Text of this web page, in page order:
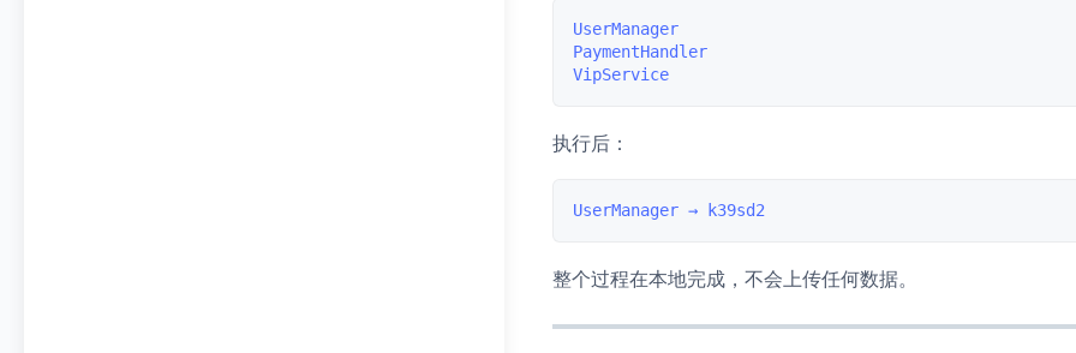
UserManager
PaymentHandler
执行后：
整个过程在本地完成，不会上传任何数据。